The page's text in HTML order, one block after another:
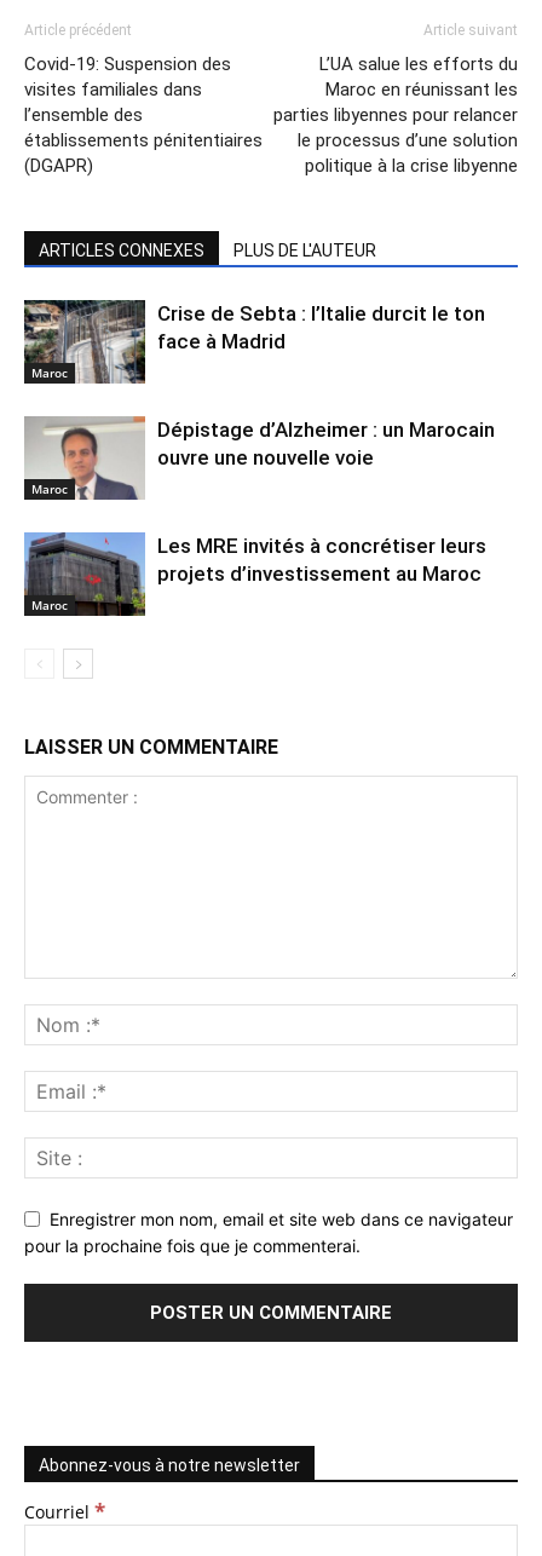
Article précédent
Covid-19: Suspension des
visites familiales dans
l’ensemble des
établissements pénitentiaires
(DGAPR)
Article suivant
L’UA salue les efforts du
Maroc en réunissant les
parties libyennes pour relancer
le processus d’une solution
politique à la crise libyenne
ARTICLES CONNEXES PLUS DE L'AUTEUR
Maroc
Crise de Sebta : l’Italie durcit le ton
face à Madrid
Maroc
Dépistage d’Alzheimer : un Marocain
ouvre une nouvelle voie
Maroc
Les MRE invités à concrétiser leurs
projets d’investissement au Maroc
LAISSER UN COMMENTAIRE
Enregistrer mon nom, email et site web dans ce navigateur
pour la prochaine fois que je commenterai.
Abonnez-vous à notre newsletter
Courriel *